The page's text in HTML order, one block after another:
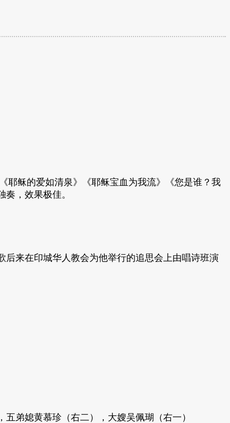
耶稣的爱如清泉》《耶稣宝血为我流》《您是谁？我
，效果极佳。
后来在印城华人教会为他举行的追思会上由唱诗班演
弟媳黄慕珍（右二） ，大嫂吴佩瑚（右一）